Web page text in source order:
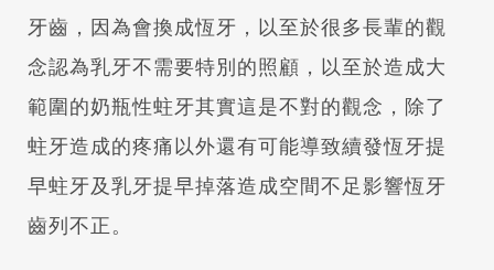
牙齒，因為會換成恆牙，以至於很多長輩的觀
念認為乳牙不需要特別的照顧，以至於造成大
範圍的奶瓶性蛀牙其實這是不對的觀念，除了
蛀牙造成的疼痛以外還有可能導致續發恆牙提
早蛀牙及乳牙提早掉落造成空間不足影響恆牙
齒列不正。